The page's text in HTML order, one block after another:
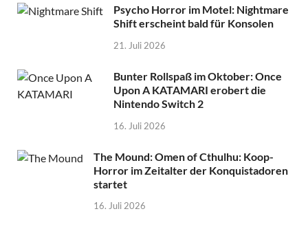
Psycho Horror im Motel: Nightmare
Shift erscheint bald für Konsolen
21. Juli 2026
Bunter Rollspaß im Oktober: Once
Upon A KATAMARI erobert die
Nintendo Switch 2
16. Juli 2026
The Mound: Omen of Cthulhu: Koop-
Horror im Zeitalter der Konquistadoren
startet
16. Juli 2026